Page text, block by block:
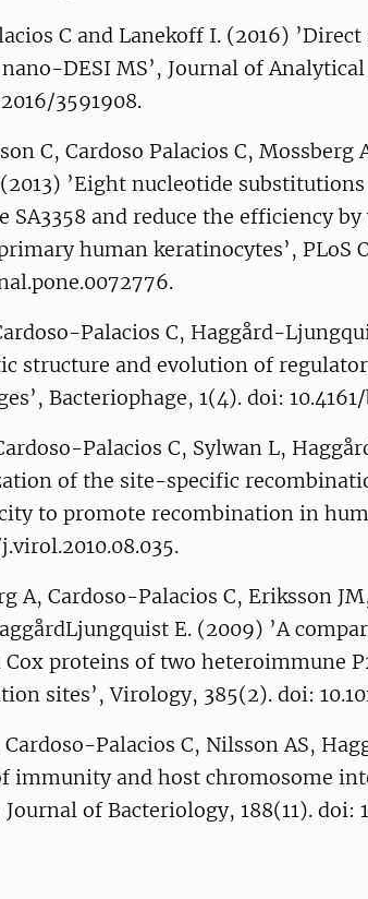
C and Lanekoff I. (2016)
DESI MS’, Journal of
3591908.
C, Cardoso Palacios C,
(2013) ’Eight nucleotide
SA3358 and reduce the efficiency
human keratinocytes’, PLoS
Palacios C, Haggård-
structure and evolution of
Bacteriophage, 1(4). doi: 10.4161/
Palacios C, Sylwan L,
of the site-specific
to promote recombination in
A, Cardoso-Palacios C, Eriksson
E. (2009) ’A
proteins of two heteroimmune
sites’, Virology, 385(2). doi:
Cardoso-Palacios C, Nilsson AS,
immunity and host chromosome
of Bacteriology, 188(11). doi: